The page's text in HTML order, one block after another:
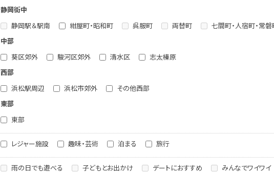
静岡街中
静岡駅＆駅南
紺屋町・昭和町 呉服町 両替町 七間町・人宿町・常磐
中部
葵区郊外
駿河区郊外 清水区
志太榛原
西部
浜松駅周辺
浜松市郊外
その他西部
東部
東部
レジャー施設 趣味・芸術 泊まる 旅行
雨の日でも遊べる 子どもとお出かけ デートにおすすめ みんなでワイワイ